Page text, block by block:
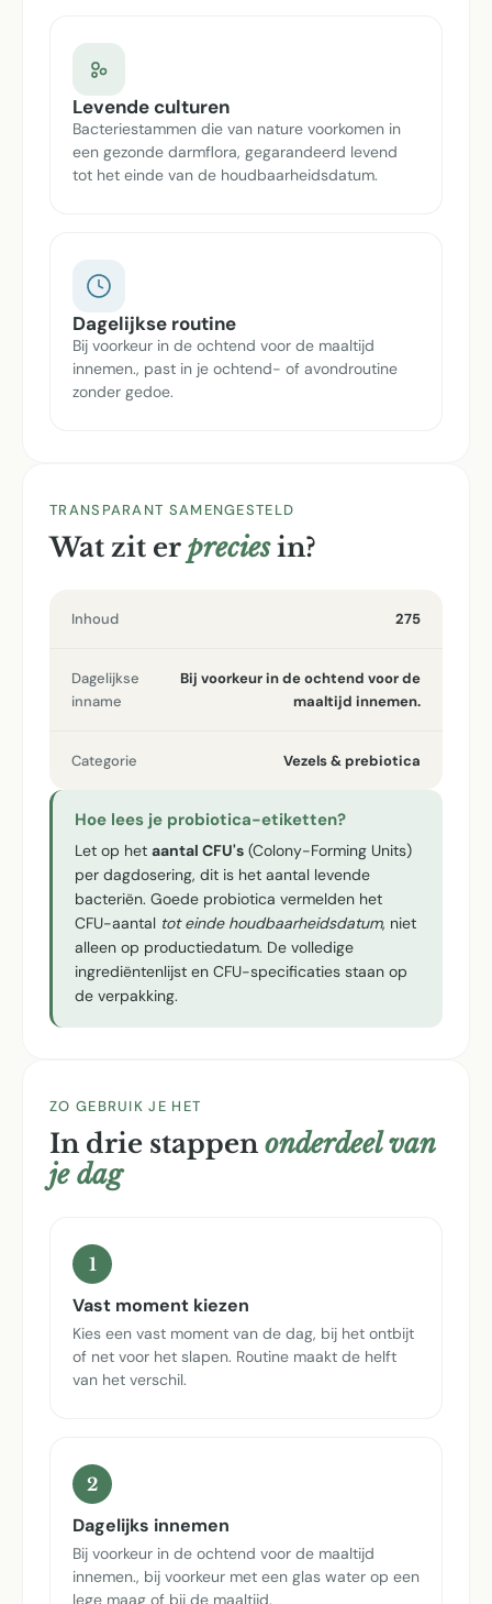
Levende culturen
Bacteriestammen die van nature voorkomen in
een gezonde darmflora, gegarandeerd levend
tot het einde van de houdbaarheidsdatum.
Dagelijkse routine
Bij voorkeur in de ochtend voor de maaltijd
innemen., past in je ochtend- of avondroutine
zonder gedoe.
TRANSPARANT SAMENGESTELD
Wat zit er preciesin?
Inhoud 275
Dagelijkse
inname
Bij voorkeur in de ochtend voor de
maaltijd innemen.
Categorie Vezels & prebiotica
Hoe lees je probiotica-etiketten?
Let op het aantal CFU's (Colony-Forming Units)
per dagdosering, dit is het aantal levende
bacteriën. Goede probiotica vermelden het
CFU-aantal tot einde houdbaarheidsdatum, niet
alleen op productiedatum. De volledige
ingrediëntenlijst en CFU-specificaties staan op
de verpakking.
ZO GEBRUIK JE HET
In drie stappen onderdeel van
je dag
1
Vast moment kiezen
Kies een vast moment van de dag, bij het ontbijt
of net voor het slapen. Routine maakt de helft
van het verschil.
2
Dagelijks innemen
Bij voorkeur in de ochtend voor de maaltijd
innemen., bij voorkeur met een glas water op een
lege maag of bij de maaltijd.